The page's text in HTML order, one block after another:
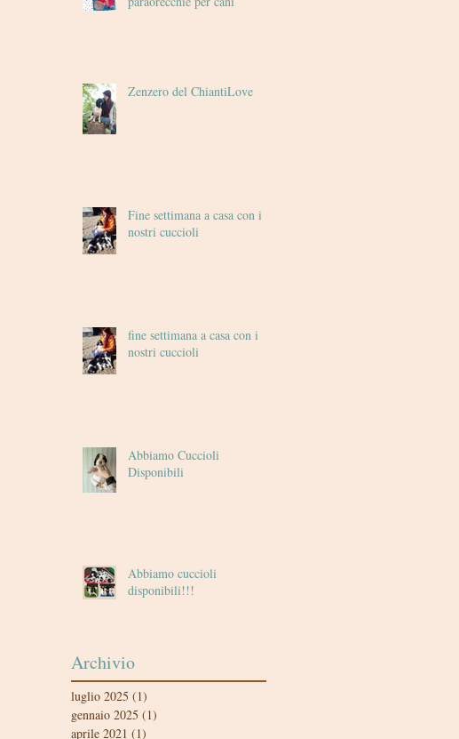
Zenzero del ChiantiLove
Fine settimana a casa con i
nostri cuccioli
fine settimana a casa con i
nostri cuccioli
Abbiamo Cuccioli
Disponibili
Abbiamo cuccioli
disponibili!!!
Archivio
luglio 2025 (1)
gennaio 2025 (1)
aprile 2021 (1)